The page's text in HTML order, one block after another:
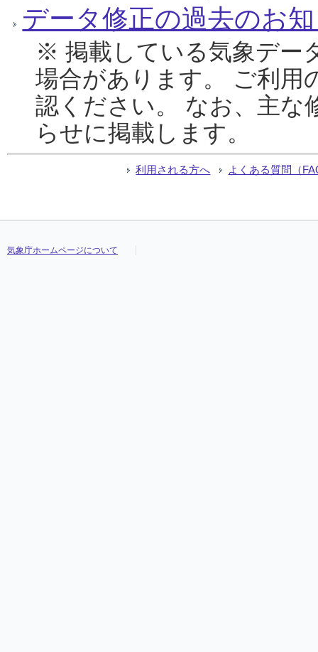
データ修正の過去のお
※ 掲載している気象デー
場合があります。 ご利用
認ください。 なお、主な
らせに掲載します。
利用される方へ よくある質問（
気象庁ホームページについて